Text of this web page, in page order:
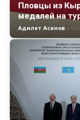
Пловцы из
медалей на
Адилет Асанов -